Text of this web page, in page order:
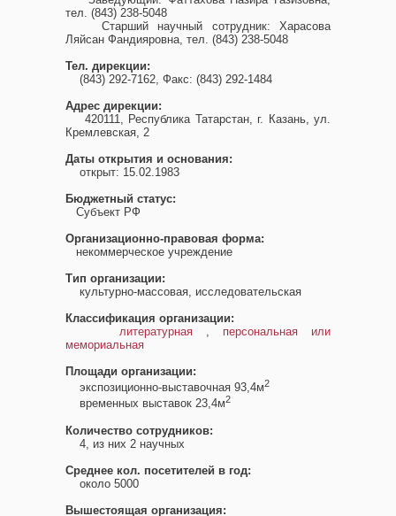
тел. (843) 238-5048
Старший научный сотрудник: Харасова
Ляйсан Фандияровна, тел. (843) 238-5048
Тел. дирекции:
(843) 292-7162, Факс: (843) 292-1484
Адрес дирекции:
420111, Республика Татарстан, г. Казань, ул.
Кремлевская, 2
Даты открытия и основания:
открыт: 15.02.1983
Бюджетный статус:
Субъект РФ
Организационно-правовая форма:
некоммерческое учреждение
Тип организации:
культурно-массовая, исследовательская
Классификация организации:
литературная, персональная или
мемориальная
Площади организации:
экспозиционно-выставочная 93,4м2
временных выставок 23,4м2
Количество сотрудников:
4, из них 2 научных
Среднее кол. посетителей в год:
около 5000
Вышестоящая организация: